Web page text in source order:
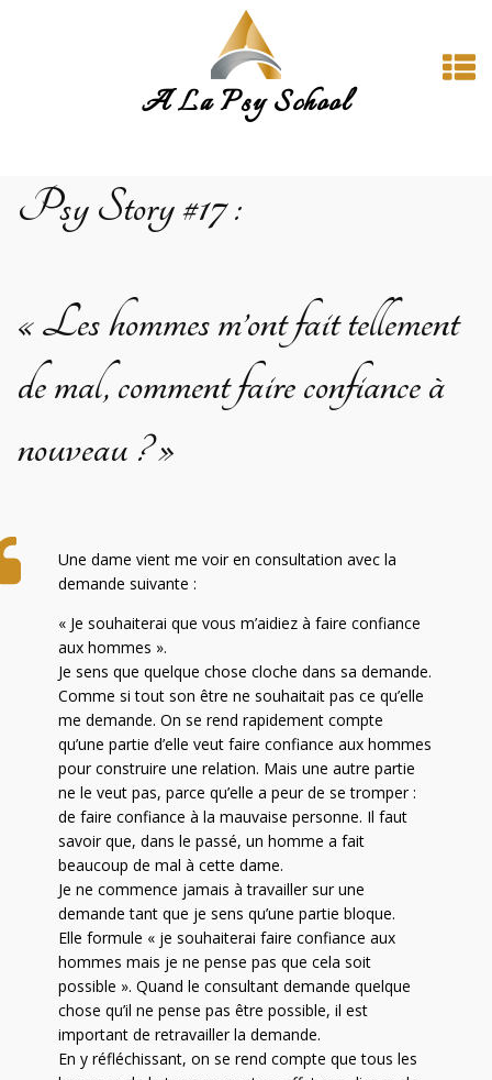
A La Psy School
Psy Story#17:
« Les hommes m’ont fait tellement
de mal, comment faire confiance à
nouveau ? »
Une dame vient me voir en consultation avec la
demande suivante :
« Je souhaiterai que vous m’aidiez à faire confiance
aux hommes ».
Je sens que quelque chose cloche dans sa demande.
Comme si tout son être ne souhaitait pas ce qu’elle
me demande. On se rend rapidement compte
qu’une partie d’elle veut faire confiance aux hommes
pour construire une relation. Mais une autre partie
ne le veut pas, parce qu’elle a peur de se tromper :
de faire confiance à la mauvaise personne. Il faut
savoir que, dans le passé, un homme a fait
beaucoup de mal à cette dame.
Je ne commence jamais à travailler sur une
demande tant que je sens qu’une partie bloque.
Elle formule « je souhaiterai faire confiance aux
hommes mais je ne pense pas que cela soit
possible ». Quand le consultant demande quelque
chose qu’il ne pense pas être possible, il est
important de retravailler la demande.
En y réfléchissant, on se rend compte que tous les